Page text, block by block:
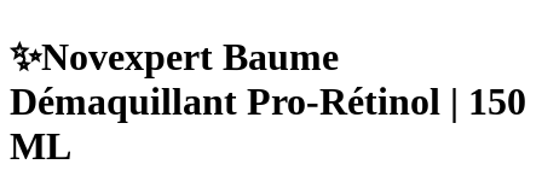
✨Novexpert Baume
Démaquillant Pro-Rétinol | 150
ML